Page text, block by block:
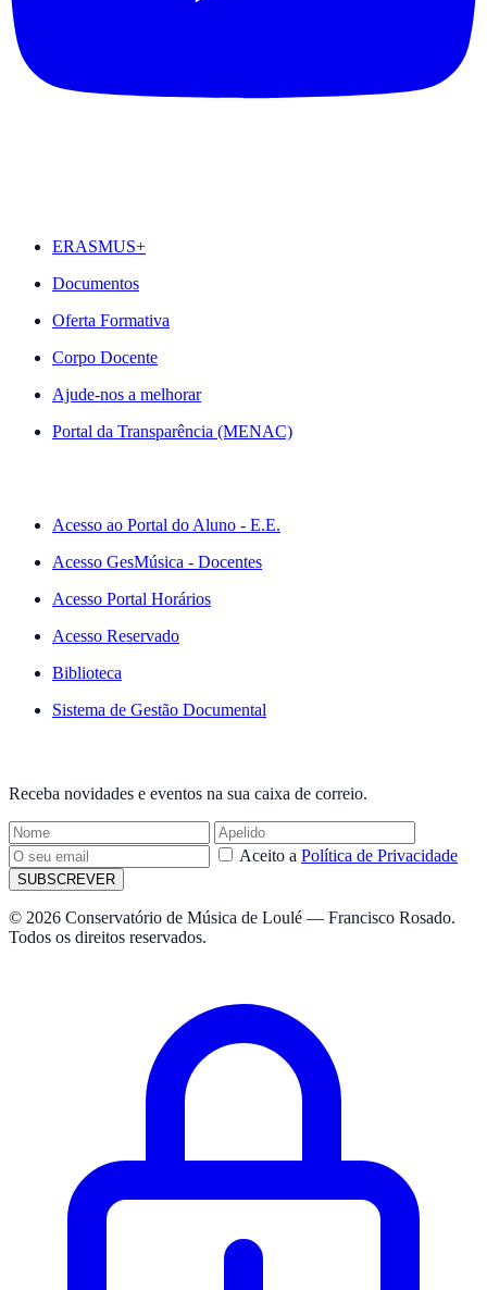
ERASMUS+
Documentos
Oferta Formativa
Corpo Docente
Ajude-nos a melhorar
Portal da Transparência (MENAC)
Acesso ao Portal do Aluno - E.E.
Acesso GesMúsica - Docentes
Acesso Portal Horários
Acesso Reservado
Biblioteca
Sistema de Gestão Documental
Receba novidades e eventos na sua caixa de correio.
Aceito a Política de Privacidade
SUBSCREVER
© 2026 Conservatório de Música de Loulé — Francisco Rosado.
Todos os direitos reservados.